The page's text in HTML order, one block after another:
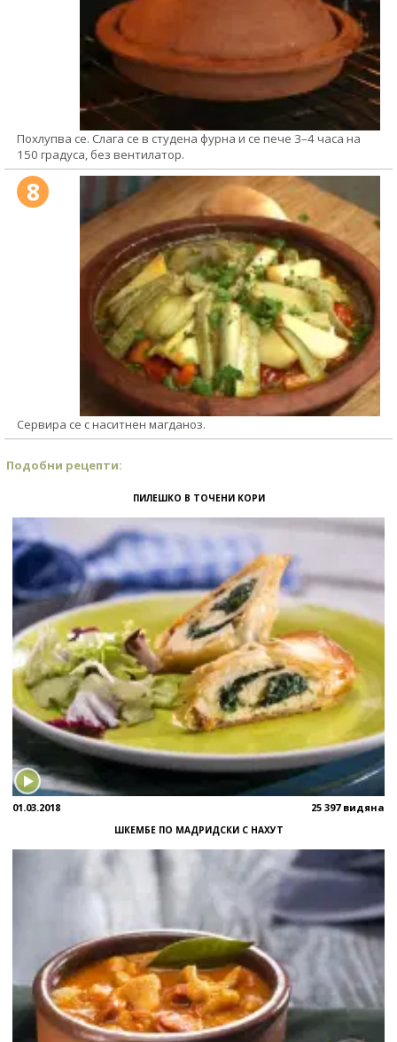
Похлупва се. Слага се в студена фурна и се пече 3–4 часа на
150 градуса, без вентилатор.
8
Сервира се с наситнен магданоз.
Подобни рецепти:
ПИЛЕШКО В ТОЧЕНИ КОРИ
01.03.2018 25 397 видяна
ШКЕМБЕ ПО МАДРИДСКИ С НАХУТ